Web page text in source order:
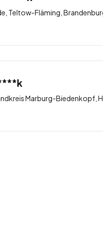
Teltow-Fläming,
Marburg-Biedenkopf,